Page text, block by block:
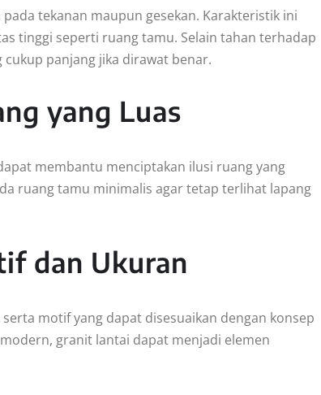
tekanan maupun gesekan. Karakteristik ini
tinggi seperti ruang tamu. Selain tahan terhadap
panjang jika dirawat benar.
yang Luas
membantu menciptakan ilusi ruang yang
ruang tamu minimalis agar tetap terlihat lapang
dan Ukuran
motif yang dapat disesuaikan dengan konsep
granit lantai dapat menjadi elemen